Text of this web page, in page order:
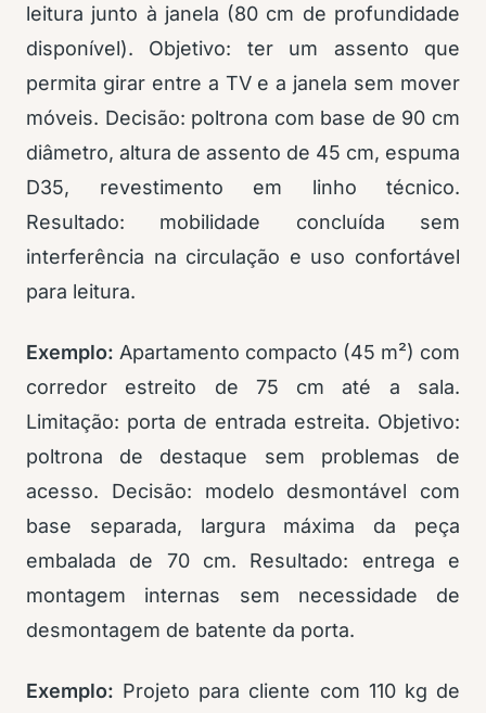
leitura junto à janela (80 cm de profundidade
disponível). Objetivo: ter um assento que
permita girar entre a TV e a janela sem mover
móveis. Decisão: poltrona com base de 90 cm
diâmetro, altura de assento de 45 cm, espuma
D35, revestimento em linho técnico.
Resultado: mobilidade concluída sem
interferência na circulação e uso confortável
para leitura.
Exemplo: Apartamento compacto (45 m²) com
corredor estreito de 75 cm até a sala.
Limitação: porta de entrada estreita. Objetivo:
poltrona de destaque sem problemas de
acesso. Decisão: modelo desmontável com
base separada, largura máxima da peça
embalada de 70 cm. Resultado: entrega e
montagem internas sem necessidade de
desmontagem de batente da porta.
Exemplo: Projeto para cliente com 110 kg de